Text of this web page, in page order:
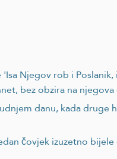
Njegov rob i
bez obzira na
danu, kada druge
čovjek izuzetno